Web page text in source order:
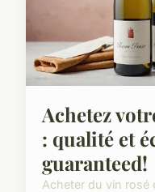
Achetez
: qualité et
guaranteed!
Acheter du vin rosé